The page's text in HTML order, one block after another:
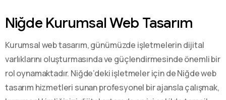
Niğde Kurumsal Web Tasarım
Kurumsal web tasarım, günümüzde işletmelerin dijital
varlıklarını oluşturmasında ve güçlendirmesinde önemli bir
rol oynamaktadır. Niğde’deki işletmeler için de Niğde web
tasarım hizmetleri sunan profesyonel bir ajansla çalışmak,